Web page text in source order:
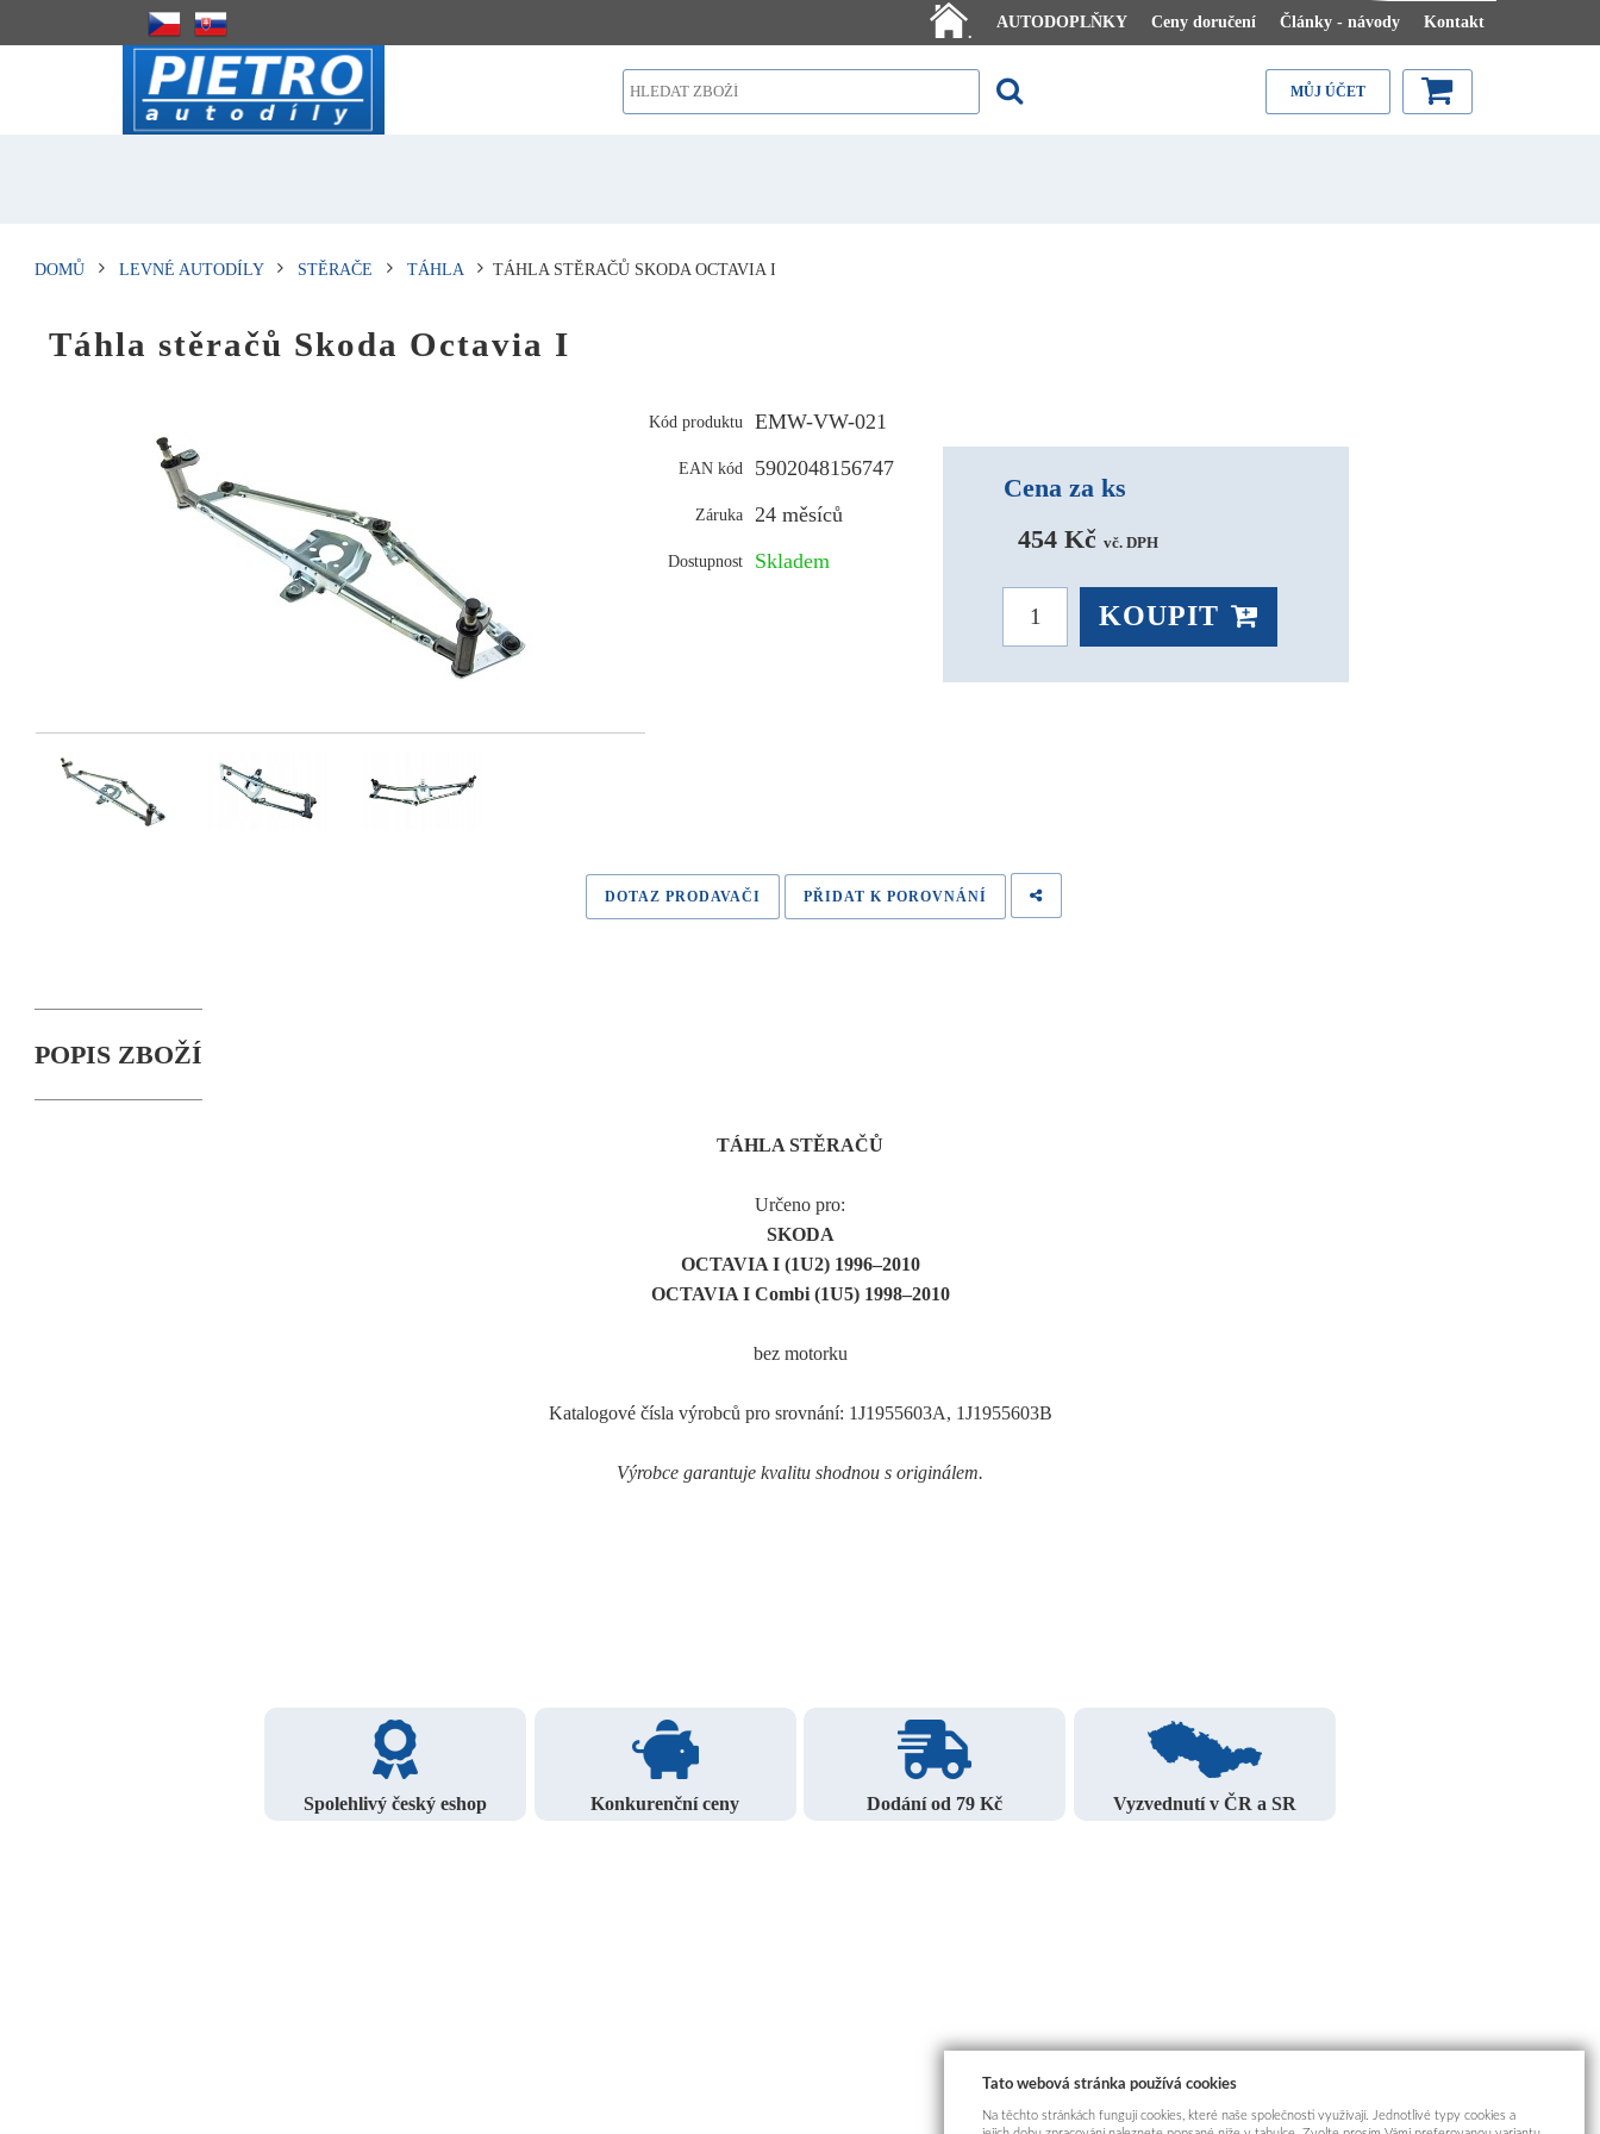
.
AUTODOPLŇKY Ceny doručení Články - návody Kontakt
MŮJ ÚČET
DOMŮ LEVNÉ AUTODÍLY STĚRAČE TÁHLA TÁHLA STĚRAČŮ SKODA OCTAVIA I
Táhla stěračů Skoda Octavia I
Kód produktu EMW-VW-021
EAN kód 5902048156747
Záruka 24 měsíců
Dostupnost Skladem
Cena za ks
454 Kč vč. DPH
KOUPIT
DOTAZ PRODAVAČI PŘIDAT K POROVNÁNÍ
POPIS ZBOŽÍ
TÁHLA STĚRAČŮ
Určeno pro:
SKODA
OCTAVIA I (1U2) 1996–2010
OCTAVIA I Combi (1U5) 1998–2010
bez motorku
Katalogové čísla výrobců pro srovnání: 1J1955603A, 1J1955603B
Výrobce garantuje kvalitu shodnou s originálem.
Spolehlivý český eshop Konkurenční ceny Dodání od 79 Kč Vyzvednutí v ČR a SR
Tato webová stránka používá cookies
Na těchto stránkách fungují cookies, které naše společnosti využívají. Jednotlivé typy cookies a